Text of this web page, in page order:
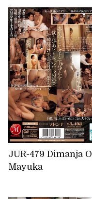
JUR-479 Dimanja
Mayuka